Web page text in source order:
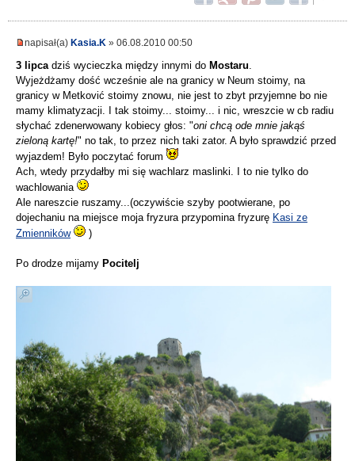
napisał(a) Kasia.K » 06.08.2010 00:50
3 lipcadziś wycieczka między innymi do Mostaru.
Wyjeżdżamy dość wcześnie ale na granicy w Neum stoimy, na
granicy w Metković stoimy znowu, nie jest to zbyt przyjemne bo nie
mamy klimatyzacji. I tak stoimy... stoimy... i nic, wreszcie w cb radiu
słychać zdenerwowany kobiecy głos: "oni chcą ode mnie jakąś
zieloną kartę!" no tak, to przez nich taki zator. A było sprawdzić przed
wyjazdem! Było poczytać forum
Ach, wtedy przydałby mi się wachlarz maslinki. I to nie tylko do
wachlowania
Ale nareszcie ruszamy...(oczywiście szyby pootwierane, po
dojechaniu na miejsce moja fryzura przypomina fryzurę Kasi ze
Zmienników
)
Po drodze mijamy Pocitelj